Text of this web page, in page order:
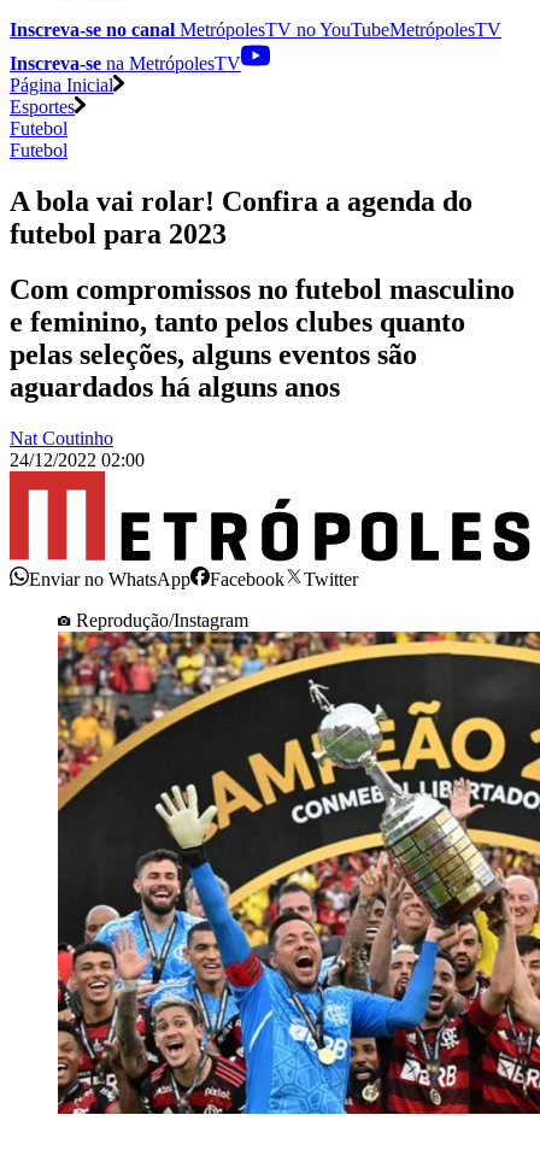
Inscreva-se no canal MetrópolesTV noYouTubeMetrópolesTV
Inscreva-se na MetrópolesTV
Página Inicial
Esportes
Futebol
Futebol
A bola vai rolar! Confira a agenda do
futebol para 2023
Com compromissos no futebol masculino
e feminino, tanto pelos clubes quanto
pelas seleções, alguns eventos são
aguardados há alguns anos
Nat Coutinho
24/12/2022 02:00
Enviar no WhatsApp Facebook
Twitter
Reprodução/Instagram